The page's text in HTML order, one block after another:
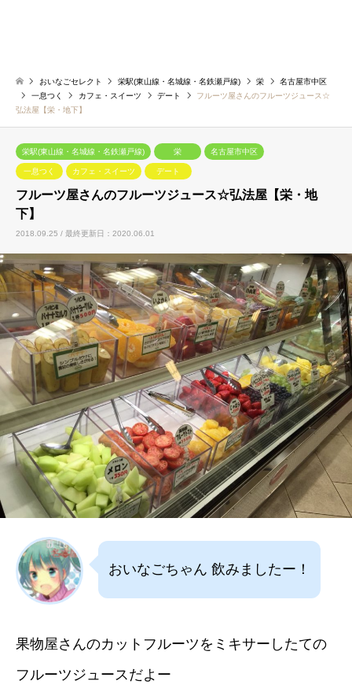
おいなごセレクト 栄駅(東山線・名城線・名鉄瀬戸線) 栄
名古屋市中区
一息つく
カフェ・スイーツ デート
フルーツ屋さんのフルーツジュース☆
弘法屋【栄・地下】
栄駅(東山線・名城線・名鉄瀬戸線) 栄 名古屋市中区
一息つく カフェ・スイーツ デート
フルーツ屋さんのフルーツジュース☆弘法屋【栄・地
下】
2018.09.25 / 最終更新日：2020.06.01
おいなごちゃん 飲みましたー！
果物屋さんのカットフルーツをミキサーしたての
フルーツジュースだよー